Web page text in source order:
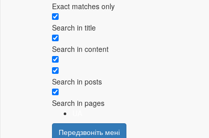
Exact matches only
Search in title
Search in content
Search in posts
Search in pages
Передзвоніть мені